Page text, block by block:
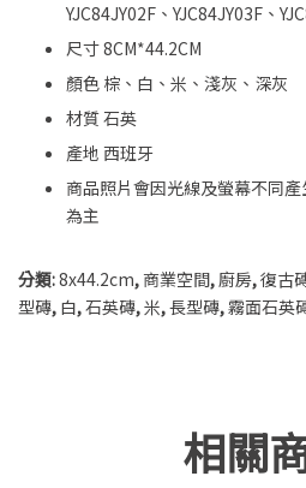
YJC84JY02F、YJC84JY03F、
尺寸 8CM*44.2CM
顏色 棕、白、米、淺灰、深灰
材質 石英
產地 西班牙
商品照片會因光線及螢幕不同
為主
分類:8x44.2cm,商業空間,廚房,復古
型磚, 白,石英磚,米,長型磚,霧面石英
相關